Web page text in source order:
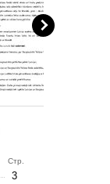
Стр.
3